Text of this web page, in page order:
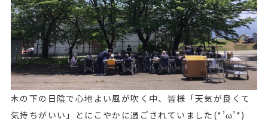
木の下の日陰で心地よい風が吹く中、皆様「天気が良くて
気持ちがいい」とにこやかに過ごされていました(*’ω’*)